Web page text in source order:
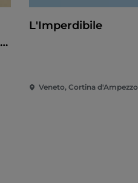
L'Imperdibile
Veneto, Cortina d'Ampezzo